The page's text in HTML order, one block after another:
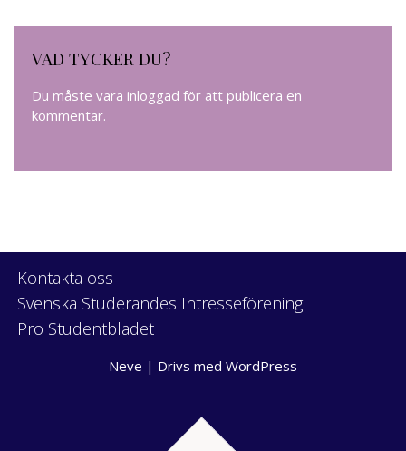
VAD TYCKER DU?
Du måste vara inloggad för att publicera en
kommentar.
Kontakta oss
Svenska Studerandes Intresseförening
Pro Studentbladet
Neve | Drivs med WordPress